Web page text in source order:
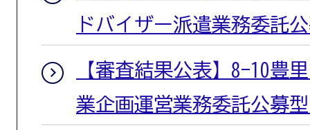
ドバイザー派遣業務委託
【審査結果公表】8-10豊
業企画運営業務委託公募